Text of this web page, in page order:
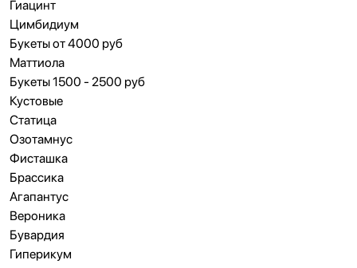
Гиацинт
Цимбидиум
Букеты от 4000 руб
Маттиола
Букеты 1500 - 2500 руб
Кустовые
Статица
Озотамнус
Фисташка
Брассика
Агапантус
Вероника
Бувардия
Гиперикум